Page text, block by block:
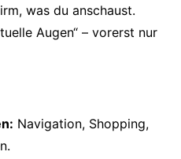
was du anschaust.
Augen“ – vorerst nur
Navigation, Shopping,